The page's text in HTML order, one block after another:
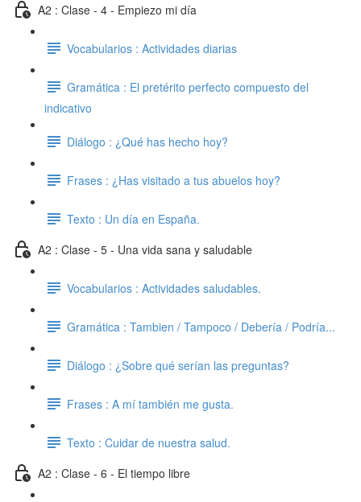
A2 : Clase - 4 - Empiezo mi día
Vocabularios : Actividades diarias
Gramática : El pretérito perfecto compuesto del
indicativo
Diálogo : ¿Qué has hecho hoy?
Frases : ¿Has visitado a tus abuelos hoy?
Texto : Un día en España.
A2 : Clase - 5 - Una vida sana y saludable
Vocabularios : Actividades saludables.
Gramática : Tambien / Tampoco / Debería / Podría...
Diálogo : ¿Sobre qué serían las preguntas?
Frases : A mí también me gusta.
Texto : Cuidar de nuestra salud.
A2 : Clase - 6 - El tiempo libre